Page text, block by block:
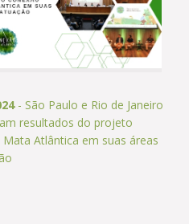
- São Paulo e Rio de Janeiro
resultados do projeto
Mata Atlântica em suas áreas